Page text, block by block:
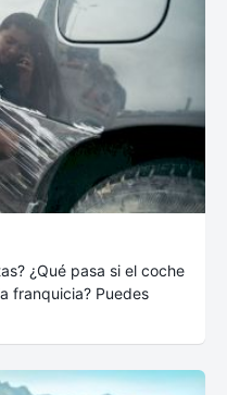
¿Qué pasa si el coche
franquicia? Puedes